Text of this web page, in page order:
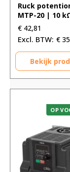
Ruck
MTP-20 | 10
€ 42,81
€
Bekijk
OP